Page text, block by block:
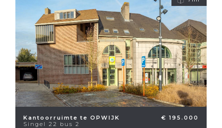
Kantoorruimte te OPWIJK
Singel 22 bus 2
€ 195.000